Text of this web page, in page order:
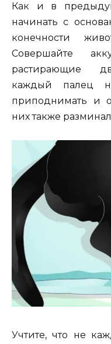
Как и в
начинать с
конечности
Совершайте
растирающие
каждый палец
приподнимать и
них также
Учтите, что не